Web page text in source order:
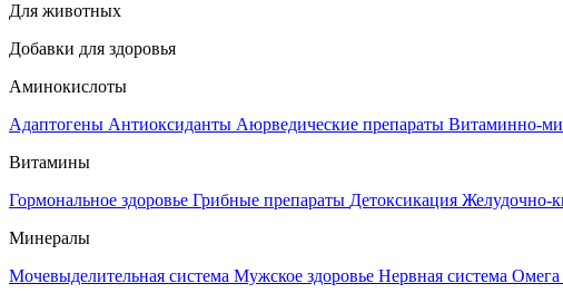
Для животных
Добавки для здоровья
Аминокислоты
Адаптогены Антиоксиданты Аюрведические препараты Витаминно-
Витамины
Гормональное здоровье Грибные препараты Детоксикация Желудочно-
Минералы
Мочевыделительная система Мужское здоровье Нервная система